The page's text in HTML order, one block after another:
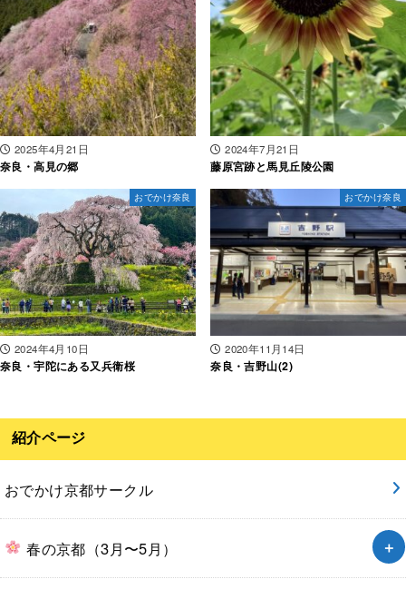
2025年4月21日
奈良・高見の郷
2024年7月21日
藤原宮跡と馬見丘陵公園
おでかけ奈良
2024年4月10日
奈良・宇陀にある又兵衛桜
おでかけ奈良
2020年11月14日
奈良・吉野山(2)
紹介ページ
おでかけ京都サークル
春の京都（3月〜5月）